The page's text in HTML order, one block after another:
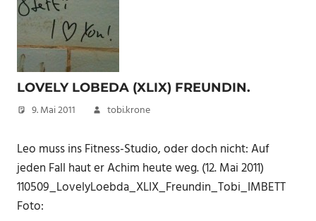
LOVELY LOBEDA (XLIX) FREUNDIN.
9. Mai 2011 tobi.krone
Leo muss ins Fitness-Studio, oder doch nicht: Auf
jeden Fall haut er Achim heute weg. (12. Mai 2011)
110509_LovelyLoebda_XLIX_Freundin_Tobi_IMBETT
Foto: